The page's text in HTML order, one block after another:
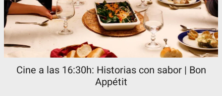
Cine a las 16:30h: Historias con sabor | Bon
Appétit